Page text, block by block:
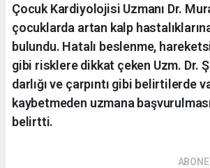
Çocuk Kardiyolojisi Uzmanı Dr.
çocuklarda artan kalp
bulundu. Hatalı beslenme,
gibi risklere dikkat çeken Uzm. Dr.
darlığı ve çarpıntı gibi belirtilerde
kaybetmeden uzmana
belirtti.